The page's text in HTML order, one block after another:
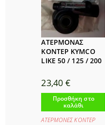
ΑΤΕΡΜΟΝΑΣ
ΚΟΝΤΕΡ KYMCO
LIKE 50 / 125 / 200
23,40€
Προσθήκη στο
καλάθι
ΑΤΕΡΜΟΝΕΣ ΚΟΝΤΕΡ